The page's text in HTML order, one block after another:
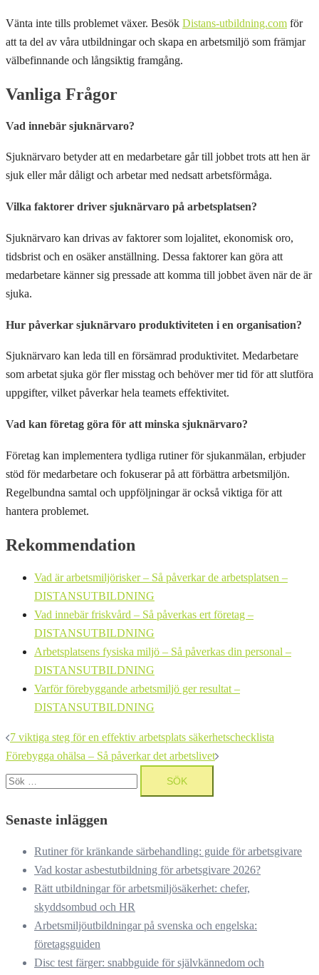
Vänta inte tills problemet växer. Besök Distans-utbildning.com för
att ta del av våra utbildningar och skapa en arbetsmiljö som främjar
välbefinnande och långsiktig framgång.
Vanliga Frågor
Vad innebär sjuknärvaro?
Sjuknärvaro betyder att en medarbetare går till jobbet trots att hen är
sjuk eller mår dåligt och arbetar med nedsatt arbetsförmåga.
Vilka faktorer driver sjuknärvaro på arbetsplatsen?
Sjuknärvaro kan drivas av faktorer som lojalitet, ekonomisk oro,
tidsbrist och en osäker anställning. Dessa faktorer kan göra att
medarbetare känner sig pressade att komma till jobbet även när de är
sjuka.
Hur påverkar sjuknärvaro produktiviteten i en organisation?
Sjuknärvaro kan leda till en försämrad produktivitet. Medarbetare
som arbetat sjuka gör fler misstag och behöver mer tid för att slutföra
uppgifter, vilket påverkar hela teamets effektivitet.
Vad kan företag göra för att minska sjuknärvaro?
Företag kan implementera tydliga rutiner för sjukanmälan, erbjuder
stöd för medarbetare och fokuserar på att förbättra arbetsmiljön.
Regelbundna samtal och uppföljningar är också viktiga för att
hantera problemet.
Rekommendation
Vad är arbetsmiljörisker – Så påverkar de arbetsplatsen –
DISTANSUTBILDNING
Vad innebär friskvård – Så påverkas ert företag –
DISTANSUTBILDNING
Arbetsplatsens fysiska miljö – Så påverkas din personal –
DISTANSUTBILDNING
Varför förebyggande arbetsmiljö ger resultat –
DISTANSUTBILDNING
Inläggsnavigering
7 viktiga steg för en effektiv arbetsplats säkerhetschecklista
Förebygga ohälsa – Så påverkar det arbetslivet
Sök
efter:
Senaste inläggen
Rutiner för kränkande särbehandling: guide för arbetsgivare
Vad kostar asbestutbildning för arbetsgivare 2026?
Rätt utbildningar för arbetsmiljösäkerhet: chefer,
skyddsombud och HR
Arbetsmiljöutbildningar på svenska och engelska:
företagsguiden
Disc test färger: snabbguide för självkännedom och